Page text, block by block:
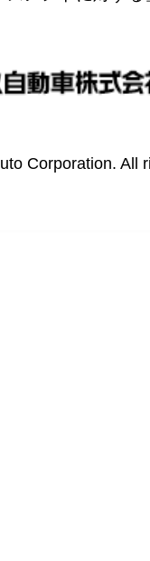
Corporation. All